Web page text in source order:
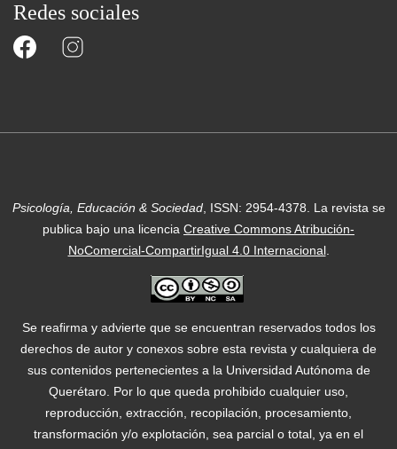
Redes sociales
Psicología, Educación & Sociedad, ISSN: 2954-4378. La revista se
publica bajo una licencia Creative Commons Atribución-
NoComercial-CompartirIgual 4.0 Internacional.
Se reafirma y advierte que se encuentran reservados todos los
derechos de autor y conexos sobre esta revista y cualquiera de
sus contenidos pertenecientes a la Universidad Autónoma de
Querétaro. Por lo que queda prohibido cualquier uso,
reproducción, extracción, recopilación, procesamiento,
transformación y/o explotación, sea parcial o total, ya en el